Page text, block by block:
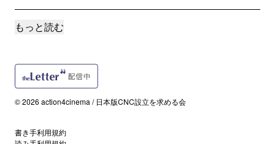
誰でも
2025.02.05
【告知 / 25年1月】芸能従事者のための特別加入
2024.12.30
もっと読む
© 2026 action4cinema / 日本版CNC設立を求める会
書き手利用規約